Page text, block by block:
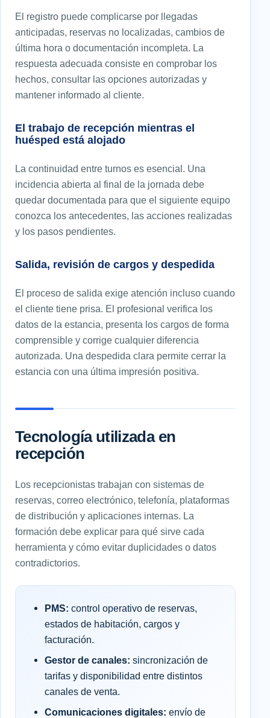
El registro puede complicarse por llegadas
anticipadas, reservas no localizadas, cambios de
última hora o documentación incompleta. La
respuesta adecuada consiste en comprobar los
hechos, consultar las opciones autorizadas y
mantener informado al cliente.
El trabajo de recepción mientras el
huésped está alojado
La continuidad entre turnos es esencial. Una
incidencia abierta al final de la jornada debe
quedar documentada para que el siguiente equipo
conozca los antecedentes, las acciones realizadas
y los pasos pendientes.
Salida, revisión de cargos y despedida
El proceso de salida exige atención incluso cuando
el cliente tiene prisa. El profesional verifica los
datos de la estancia, presenta los cargos de forma
comprensible y corrige cualquier diferencia
autorizada. Una despedida clara permite cerrar la
estancia con una última impresión positiva.
Tecnología utilizada en
recepción
Los recepcionistas trabajan con sistemas de
reservas, correo electrónico, telefonía, plataformas
de distribución y aplicaciones internas. La
formación debe explicar para qué sirve cada
herramienta y cómo evitar duplicidades o datos
contradictorios.
PMS: control operativo de reservas,
estados de habitación, cargos y
facturación.
Gestor de canales: sincronización de
tarifas y disponibilidad entre distintos
canales de venta.
Comunicaciones digitales: envío de